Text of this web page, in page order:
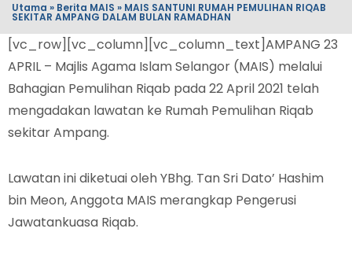
Utama » Berita MAIS » MAIS SANTUNI RUMAH PEMULIHAN RIQAB
SEKITAR AMPANG DALAM BULAN RAMADHAN
[vc_row][vc_column][vc_column_text]AMPANG 23
APRIL – Majlis Agama Islam Selangor (MAIS) melalui
Bahagian Pemulihan Riqab pada 22 April 2021 telah
mengadakan lawatan ke Rumah Pemulihan Riqab
sekitar Ampang.
Lawatan ini diketuai oleh YBhg. Tan Sri Dato’ Hashim
bin Meon, Anggota MAIS merangkap Pengerusi
Jawatankuasa Riqab.